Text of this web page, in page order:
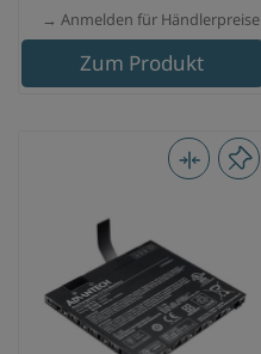
→ Anmelden für Händlerpreise
Zum Produkt